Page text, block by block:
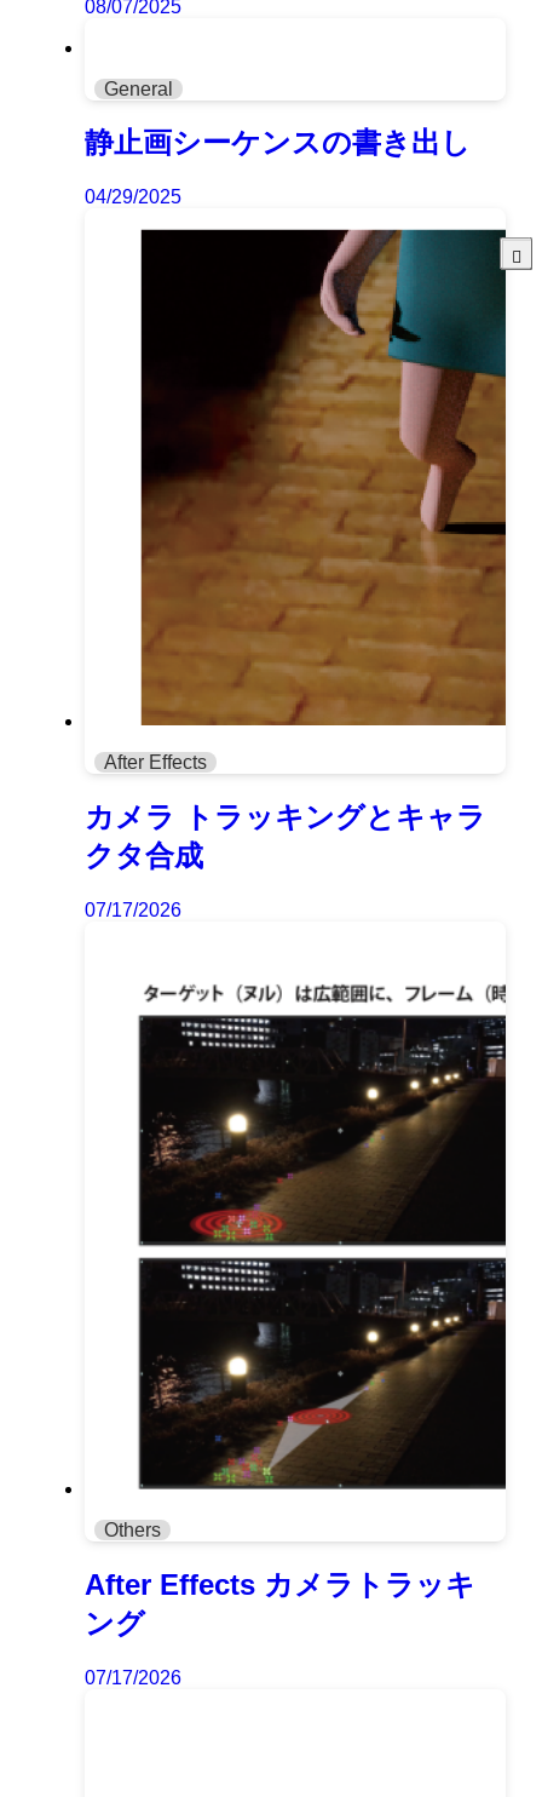
08/07/2025
General
静止画シーケンスの書き出し
04/29/2025
After Effects
カメラ トラッキングとキャラ
クタ合成
07/17/2026
Others
After Effects カメラトラッキ
ング
07/17/2026